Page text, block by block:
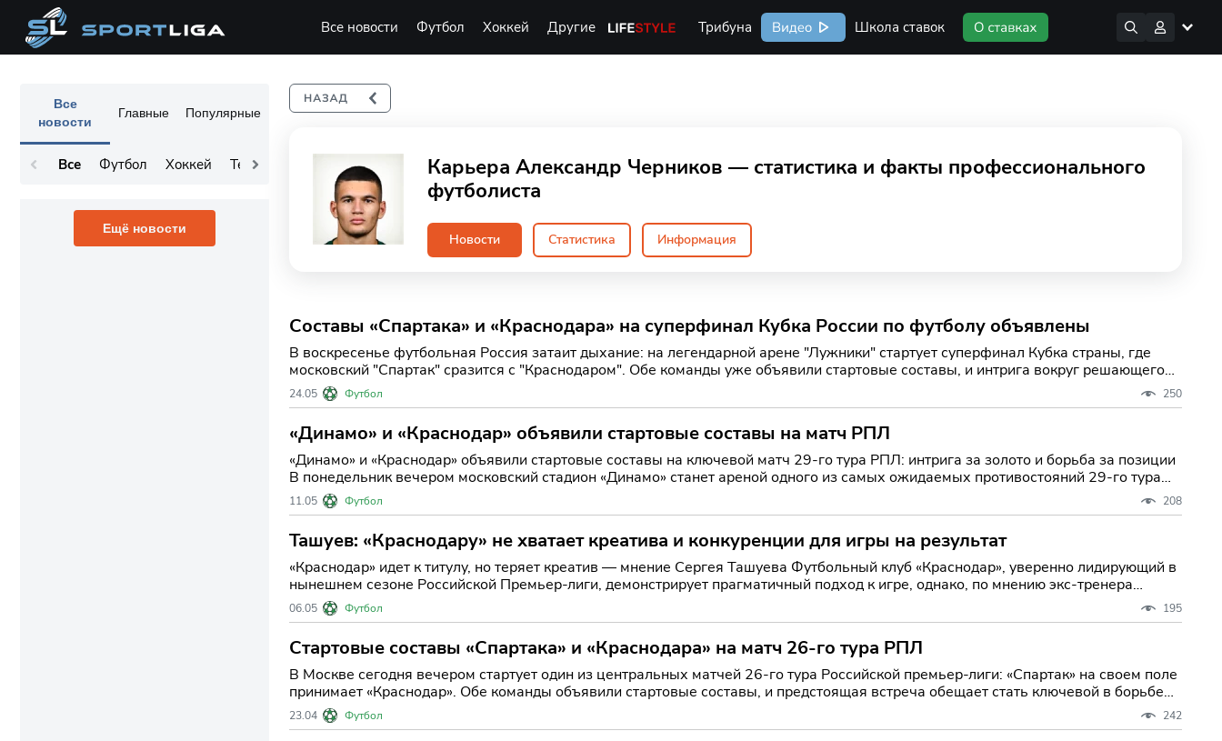
Все новости Футбол Хоккей Другие Life Style Трибуна Видео Школа ставок
Все
новости
Главные Популярные
Все Футбол Хоккей Теннис Остальное
Ещё новости
Карьера Александр Черников — статистика и факты профессионального
футболиста
Новости Статистика Информация
Составы «Спартака» и «Краснодара» на суперфинал Кубка России по футболу объявлены
В воскресенье футбольная Россия затаит дыхание: на легендарной арене "Лужники" стартует суперфинал Кубка страны, где
московский "Спартак" сразится с "Краснодаром". Обе команды уже объявили стартовые составы, и интрига вокруг решающего
матча только на
24.05 Футбол 250
«Динамо» и «Краснодар» объявили стартовые составы на матч РПЛ
«Динамо» и «Краснодар» объявили стартовые составы на ключевой матч 29-го тура РПЛ: интрига за золото и борьба за позиции
В понедельник вечером московский стадион «Динамо» станет ареной одного из самых ожидаемых противостояний 29-го тура
Российской
11.05 Футбол 208
Ташуев: «Краснодару» не хватает креатива и конкуренции для игры на результат
«Краснодар» идет к титулу, но теряет креатив — мнение Сергея Ташуева Футбольный клуб «Краснодар», уверенно лидирующий в
нынешнем сезоне Российской Премьер-лиги, демонстрирует прагматичный подход к игре, однако, по мнению экс-тренера
команды Сергея
06.05 Футбол 195
Стартовые составы «Спартака» и «Краснодара» на матч 26-го тура РПЛ
В Москве сегодня вечером стартует один из центральных матчей 26-го тура Российской премьер-лиги: «Спартак» на своем поле
принимает «Краснодар». Обе команды объявили стартовые составы, и предстоящая встреча обещает стать ключевой в борьбе
за места в в
23.04 Футбол 242